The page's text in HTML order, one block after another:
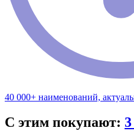
40 000+ наименований,
С этим покупают: